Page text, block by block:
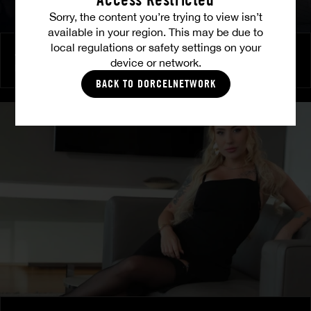
Sorry, the content you’re trying to view isn’t
available in your region. This may be due to
local regulations or safety settings on your
device or network.
BACK TO DORCELNETWORK
Amitié brûlante
MATTY MILA PEREZ